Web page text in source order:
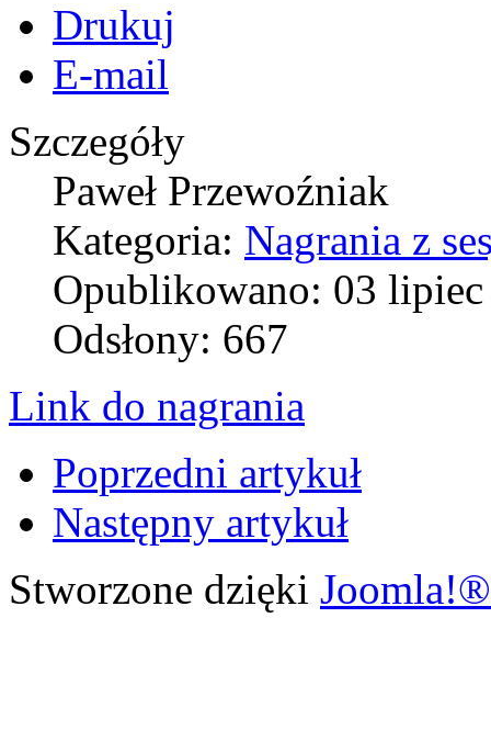
Drukuj
E-mail
Szczegóły
Paweł Przewoźniak
Kategoria: Nagrania z
Opublikowano: 03
Odsłony: 667
Link do nagrania
Poprzedni artykuł
Następny artykuł
Stworzone dzięki Joomla!®